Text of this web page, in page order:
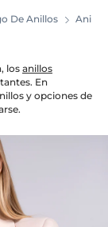
De Anillos Anillos
los anillos
En
y opciones de